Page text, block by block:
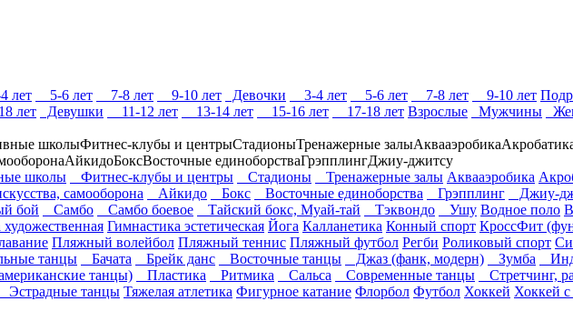
лет 5-6 лет 7-8 лет 9-10 лет Девочки 3-4 лет 5-6 лет 7-8 лет 9-10 лет
лет Девушки 11-12 лет 13-14 лет 15-16 лет 17-18 лет Взрослые Мужчины
школыФитнес-клубы и центрыСтадионыТренажерные залыАквааэробика
АйкидоБоксВосточные единоборстваГрэпплингДжиу-джитсу
школы Фитнес-клубы и центры Стадионы Тренажерные залы Аквааэробика
самооборона Айкидо Бокс Восточные единоборства Грэпплинг Джиу-
бой Самбо Самбо боевое Тайский бокс, Муай-тай Тэквондо Ушу Водное поло
Гимнастика эстетическая Йога Калланетика Конный спорт КроссФит
Пляжный волейбол Пляжный теннис Пляжный футбол Регби Роликовый спорт
танцы Бачата Брейк данс Восточные танцы Джаз (фанк, модерн) Зумба
танцы) Пластика Ритмика Сальса Современные танцы Стретчинг,
Эстрадные танцы Тяжелая атлетика Фигурное катание Флорбол Футбол Хоккей Хоккей